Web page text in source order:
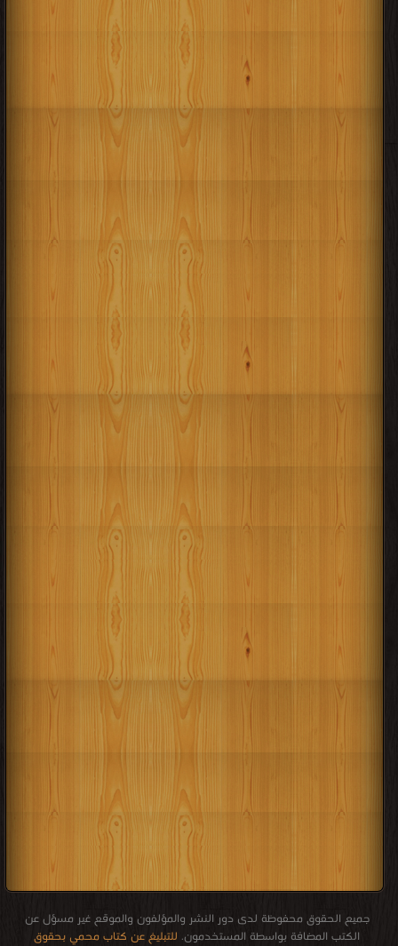
جميع الحقوق محفوظة لدى دور النشر والمؤلفون والموقع غير مسؤل عن
الكتب المضافة بواسطة المستخدمون. للتبليغ عن كتاب محمي بحقوق